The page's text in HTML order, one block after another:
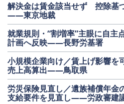
解決金は賃金該当せず 控除基
――東京地裁
就業規則・“割増率”主眼に自
計画へ反映――長野労基署
小規模企業向け／賃上げ影響
売上高算出――鳥取県
労災保険見直し／遺族補償年金
支給要件を見直し――労政審建